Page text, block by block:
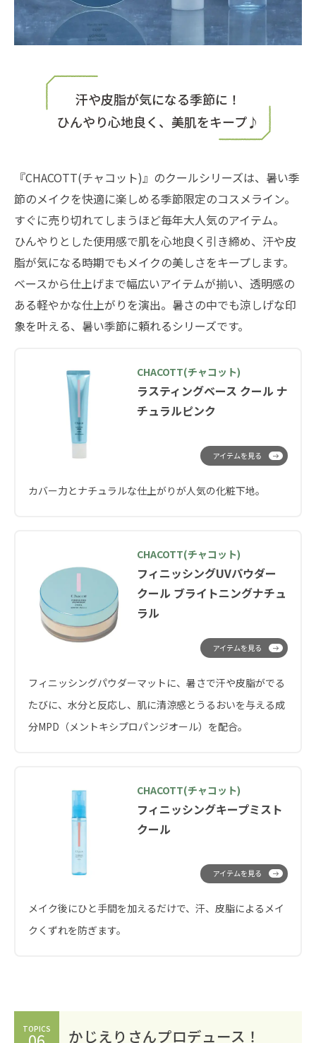
汗や皮脂が気になる季節に！
ひんやり心地良く、美肌をキープ♪
『CHACOTT(チャコット)』のクールシリーズは、暑い季
節のメイクを快適に楽しめる季節限定のコスメライン。
すぐに売り切れてしまうほど毎年大人気のアイテム。
ひんやりとした使用感で肌を心地良く引き締め、汗や皮
脂が気になる時期でもメイクの美しさをキープします。
ベースから仕上げまで幅広いアイテムが揃い、透明感の
ある軽やかな仕上がりを演出。暑さの中でも涼しげな印
象を叶える、暑い季節に頼れるシリーズです。
ラスティングベース クール ナ
チュラルピンク
CHACOTT(チャコット)
カバー力とナチュラルな仕上がりが人気の化粧下地。
アイテムを見る
フィニッシングUVパウダー
クール ブライトニングナチュ
ラル
CHACOTT(チャコット)
フィニッシングパウダーマットに、暑さで汗や皮脂がでる
たびに、水分と反応し、肌に清涼感とうるおいを与える成
分MPD（メントキシプロパンジオール）を配合。
アイテムを見る
フィニッシングキープミスト
クール
CHACOTT(チャコット)
メイク後にひと手間を加えるだけで、汗、皮脂によるメイ
クくずれを防ぎます。
アイテムを見る
TOPICS かじえりさんプロデュース！